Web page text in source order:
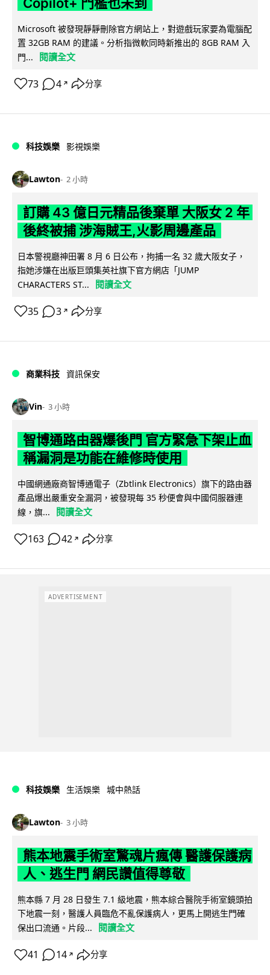
Microsoft 被發現靜靜刪除官方網站上，對遊戲玩家要為電腦配
置 32GB RAM 的建議。分析指微軟同時新推出的 8GB RAM 入
門...
閱讀全文
73 4 ↗ 分享
科技娛樂 影視娛樂
Lawton 2 小時
訂購 43 億日元精品後棄單 大阪女 2 年
後終被捕 涉海賊王,火影周邊產品
日本警視廳神田署 8 月 6 日公布，拘捕一名 32 歲大阪女子，
指她涉嫌在出版巨頭集英社旗下官方網店「JUMP
CHARACTERS ST...
閱讀全文
35 3 ↗ 分享
商業科技 資訊保安
Vin 3 小時
智博通路由器爆後門 官方緊急下架止血
稱漏洞是功能在維修時使用
中國網通廠商智博通電子（Zbtlink Electronics）旗下的路由器
產品爆出嚴重安全漏洞，被發現每 35 秒便會與中國伺服器連
線，旗...
閱讀全文
163 42 ↗ 分享
ADVERTISEMENT
科技娛樂 生活娛樂 城中熱話
Lawton 3 小時
熊本地震手術室驚魂片瘋傳 醫護保護病
人、逃生門 網民讚值得尊敬
熊本縣 7 月 28 日發生 7.1 級地震，熊本綜合醫院手術室鏡頭拍
下地震一刻，醫護人員臨危不亂保護病人，更馬上開逃生門確
保出口流通。片段...
閱讀全文
41 14 ↗ 分享